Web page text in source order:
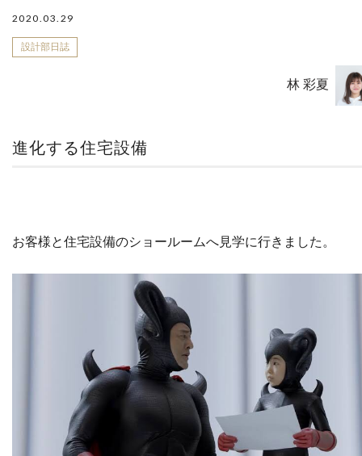
2020.03.29
設計部日誌
林 彩夏
進化する住宅設備
お客様と住宅設備のショールームへ見学に行きました。